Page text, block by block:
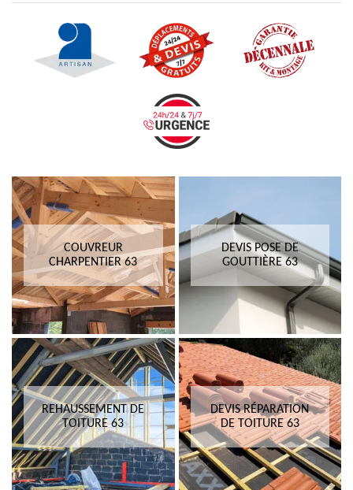
COUVREUR
CHARPENTIER 63
DEVIS POSE DE
GOUTTIÈRE 63
REHAUSSEMENT DE
TOITURE 63
DEVIS RÉPARATION
DE TOITURE 63